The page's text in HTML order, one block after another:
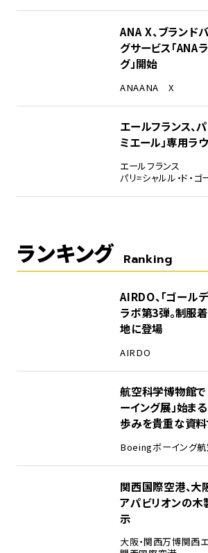
ANA X、ブランド
グサービス「ANA
グ」開始
ANAANA X
エールフランス、
ミエール」専用ラ
エールフランス
パリ=シャルル・ド・
ランキング Ranking
AIRDO、「ゴール
ラボ第3弾。制服
地に登場
AIRDO
航空科学博物館で
ーイング展」始ま
歩みを貴重な資料
Boeingボーイング
関西国際空港、大
アパビリオンの
示
大阪・関西万博関西